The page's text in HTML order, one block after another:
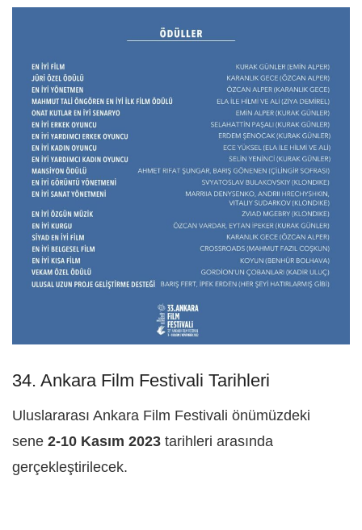
34. Ankara Film Festivali Tarihleri
Uluslararası Ankara Film Festivali önümüzdeki
sene 2-10 Kasım 2023 tarihleri arasında
gerçekleştirilecek.